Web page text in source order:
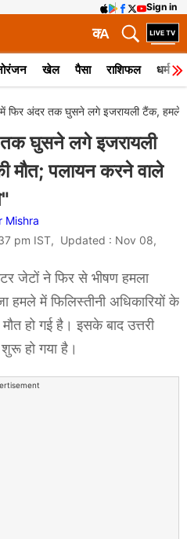
Sign in
A
क
खेल पैसा राशिफल धर्म
में फिर अंदर तक घुसने लगे इजरायली टैंक, हमले
तक घुसने लगे इजरायली
मौत; पलायन करने वाले
Mishra
pm IST, Updated : Nov 08,
जेटों ने फिर से भीषण हमला
में फिलिस्तीनी अधिकारियों के
हो गई है। इसके बाद उत्तरी
शुरू हो गया है।